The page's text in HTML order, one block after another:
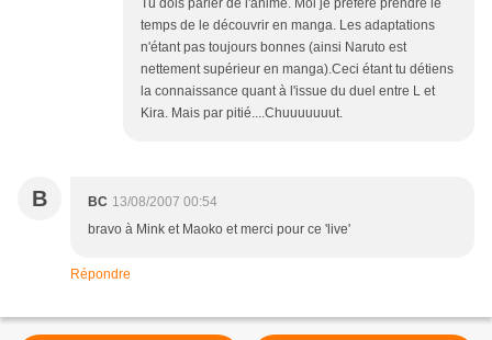
Tu dois parler de l'animé. Moi je prèfère prendre le
temps de le découvrir en manga. Les adaptations
n'étant pas toujours bonnes (ainsi Naruto est
nettement supérieur en manga).Ceci étant tu détiens
la connaissance quant à l'issue du duel entre L et
Kira. Mais par pitié....Chuuuuuuut.
B BC 13/08/2007 00:54
bravo à Mink et Maoko et merci pour ce 'live'
Répondre